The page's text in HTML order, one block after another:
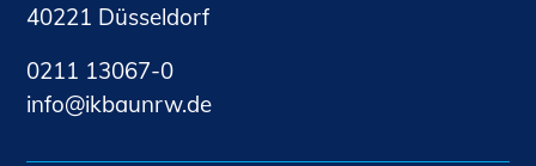
40221 Düsseldorf
0211 13067-0
nf
kb nrwd